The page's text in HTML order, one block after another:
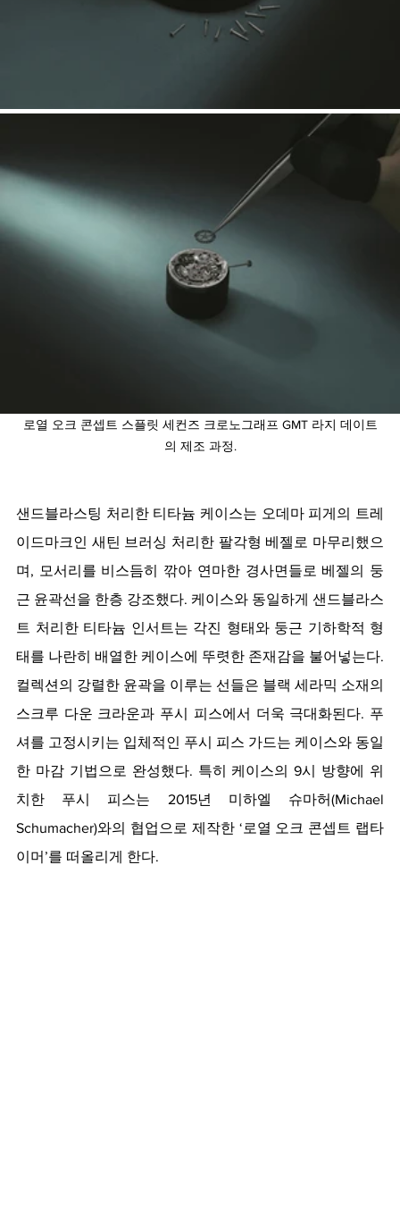
로열 오크 콘셉트 스플릿 세컨즈 크로노그래프 GMT 라지 데이트
의 제조 과정.
샌드블라스팅 처리한 티타늄 케이스는 오데마 피게의 트레
이드마크인 새틴 브러싱 처리한 팔각형 베젤로 마무리했으
며, 모서리를 비스듬히 깎아 연마한 경사면들로 베젤의 둥
근 윤곽선을 한층 강조했다. 케이스와 동일하게 샌드블라스
트 처리한 티타늄 인서트는 각진 형태와 둥근 기하학적 형
태를 나란히 배열한 케이스에 뚜렷한 존재감을 불어넣는다.
컬렉션의 강렬한 윤곽을 이루는 선들은 블랙 세라믹 소재의
스크루 다운 크라운과 푸시 피스에서 더욱 극대화된다. 푸
셔를 고정시키는 입체적인 푸시 피스 가드는 케이스와 동일
한 마감 기법으로 완성했다. 특히 케이스의 9시 방향에 위
치한 푸시 피스는 2015년 미하엘 슈마허(Michael
Schumacher)와의 협업으로 제작한 ‘로열 오크 콘셉트 랩타
이머’를 떠올리게 한다.